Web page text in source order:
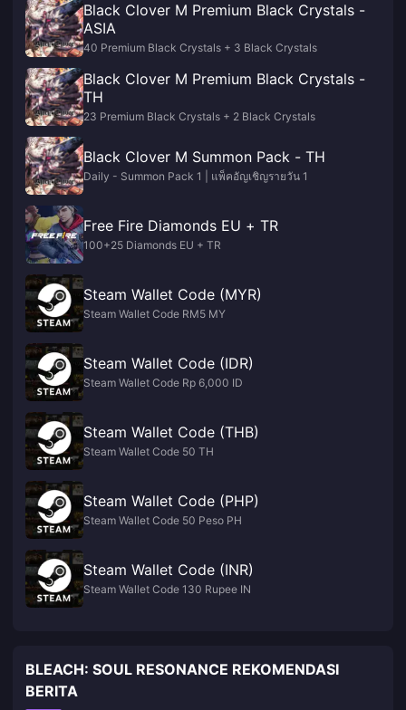
Black Clover M Premium Black Crystals -
ASIA
40 Premium Black Crystals + 3 Black Crystals
Black Clover M Premium Black Crystals -
TH
23 Premium Black Crystals + 2 Black Crystals
Black Clover M Summon Pack - TH
Daily - Summon Pack 1 | แพ็คอัญเชิญรายวัน 1
Free Fire Diamonds EU + TR
100+25 Diamonds EU + TR
Steam Wallet Code (MYR)
Steam Wallet Code RM5 MY
Steam Wallet Code (IDR)
Steam Wallet Code Rp 6,000 ID
Steam Wallet Code (THB)
Steam Wallet Code 50 TH
Steam Wallet Code (PHP)
Steam Wallet Code 50 Peso PH
Steam Wallet Code (INR)
Steam Wallet Code 130 Rupee IN
BLEACH: SOUL RESONANCE REKOMENDASI
BERITA